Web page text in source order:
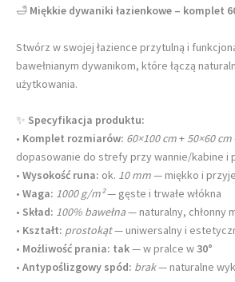
🛁 Miękkie dywaniki łazienkowe – komplet
Stwórz w swojej łazience przytulną i
bawełnianym dywanikom, które łączą
użytkowania.
✨ Specyfikacja produktu:
• Komplet rozmiarów: 60×100 cm+ 50×60 cm
dopasowanie do strefy przy wannie/kabine i
• Wysokość runa: ok. 10 mm— miękko i
• Waga: 1000 g/m²— gęste i trwałe włókna
• Skład: 100% bawełna— naturalny, chłonny
• Kształt: prostokąt— uniwersalny i
• Możliwość prania: tak— w pralce w 30°
• Antypoślizgowy spód: brak— naturalne